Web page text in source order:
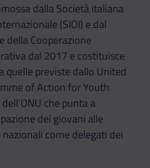
dalla Società italiana
(SIOI) e dal
della Cooperazione
dal 2017 e costituisce
quelle previste dallo United
of Action for Youth
che punta a
dei giovani alle
come delegati dei